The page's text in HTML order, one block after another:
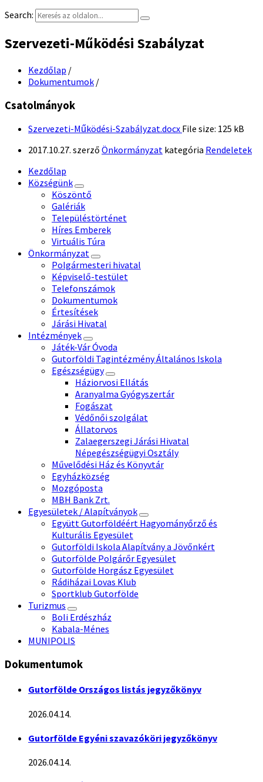
Search:
Szervezeti-Működési Szabályzat
Kezdőlap /
Dokumentumok /
Csatolmányok
Szervezeti-Működési-Szabályzat.docx File size: 125 kB
2017.10.27. szerző Önkormányzat kategória Rendeletek
Kezdőlap
Községünk
Köszöntő
Galériák
Településtörténet
Híres Emberek
Virtuális Túra
Önkormányzat
Polgármesteri hivatal
Képviselő-testület
Telefonszámok
Dokumentumok
Értesítések
Járási Hivatal
Intézmények
Játék-Vár Óvoda
Gutorföldi Tagintézmény Általános Iskola
Egészségügy
Háziorvosi Ellátás
Aranyalma Gyógyszertár
Fogászat
Védőnői szolgálat
Állatorvos
Zalaegerszegi Járási Hivatal
Népegészségügyi Osztály
Művelődési Ház és Könyvtár
Egyházközség
Mozgóposta
MBH Bank Zrt.
Egyesületek / Alapítványok
Együtt Gutorföldéért Hagyományőrző és
Kulturális Egyesület
Gutorföldi Iskola Alapítvány a Jövőnkért
Gutorfölde Polgárőr Egyesület
Gutorfölde Horgász Egyesület
Rádiházai Lovas Klub
Sportklub Gutorfölde
Turizmus
Boli Erdészház
Kabala-Ménes
MUNIPOLIS
Dokumentumok
Gutorfölde Országos listás jegyzőkönyv
2026.04.14.
Gutorfölde Egyéni szavazóköri jegyzőkönyv
2026.04.14.